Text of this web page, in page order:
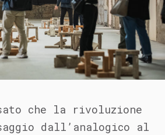
che la rivoluzione
dall’analogico al